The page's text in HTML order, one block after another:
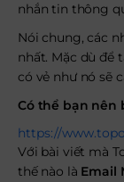
nhắn tin thông
Nói chung, các
nhất. Mặc dù để
có vẻ như nó sẽ
Có thể bạn nên
https://
Với bài viết mà
thế nào là Email